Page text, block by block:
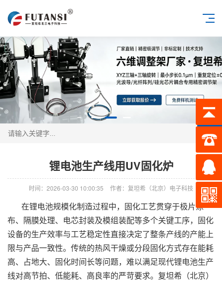
搜索
锂电池生产线用UV固化炉
时间：2026-03-30 10:00:35 作者：复坦希（北京）电子科技
在锂电池规模化制造过程中，固化工艺贯穿于极片涂
布、隔膜处理、电芯封装及模组装配等多个关键工序，固化
设备的生产效率与工艺稳定性直接决定了整条产线的产能上
限与产品一致性。传统的热风干燥或分段固化方式存在能耗
高、占地大、固化时间长等问题，难以满足现代锂电池生产
线对高节拍、低能耗、高良率的严苛要求。复坦希（北京）